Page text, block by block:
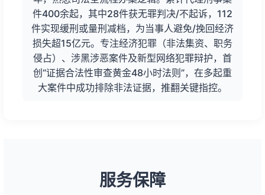
件400余起，其中28件获无罪判决/不起诉，112
件实现缓刑或量刑减档，为当事人避免/挽回经济
损失超15亿元。专注经济犯罪（非法集资、职务
侵占）、涉黑涉恶案件及新型网络犯罪辩护，首
创“证据合法性审查黄金48小时法则”，在多起重
大案件中成功排除非法证据，推翻关键指控。
服务保障